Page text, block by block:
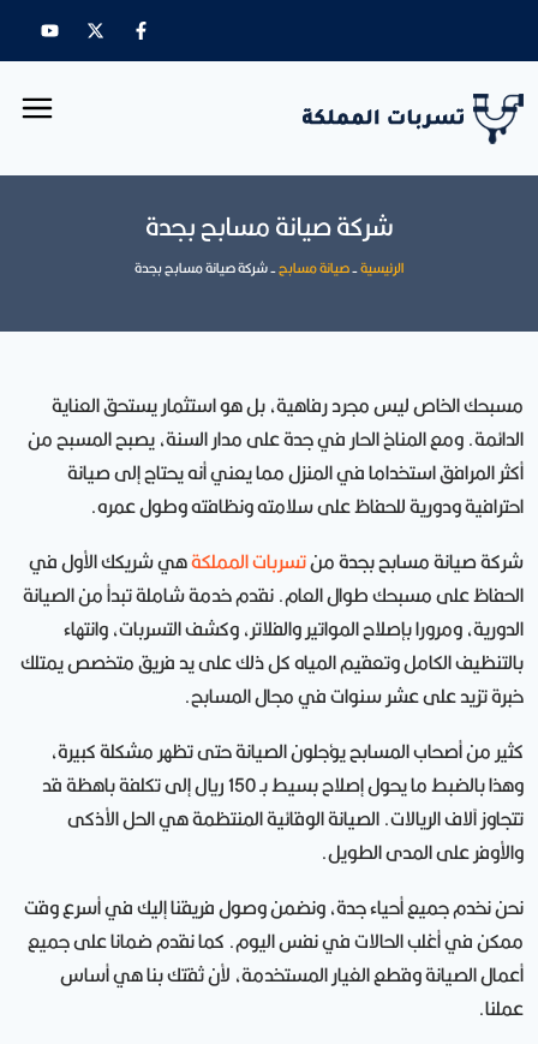
شركة صيانة مسابح بجدة
الرئيسية-صيانة مسابح-شركة صيانة مسابح بجدة
مسبحك الخاص ليس مجرد رفاهية، بل هو استثمار يستحق العناية
الدائمة. ومع المناخ الحار في جدة على مدار السنة، يصبح المسبح من
أكثر المرافق استخداما في المنزل مما يعني أنه يحتاج إلى صيانة
احترافية ودورية للحفاظ على سلامته ونظافته وطول عمره.
شركة صيانة مسابح بجدة منتسربات المملكةهي شريكك الأول في
الحفاظ على مسبحك طوال العام. نقدم خدمة شاملة تبدأ من الصيانة
الدورية، ومرورا بإصلاح المواتير والفلاتر، وكشف التسربات، وانتهاء
بالتنظيف الكامل وتعقيم المياه كل ذلك على يد فريق متخصص يمتلك
خبرة تزيد على عشر سنوات في مجال المسابح.
كثير من أصحاب المسابح يؤجلون الصيانة حتى تظهر مشكلة كبيرة،
وهذا بالضبط ما يحول إصلاح بسيط بـ 150 ريال إلى تكلفة باهظة قد
تتجاوز آلاف الريالات. الصيانة الوقائية المنتظمة هي الحل الأذكى
والأوفر على المدى الطويل.
نحن نخدم جميع أحياء جدة، ونضمن وصول فريقنا إليك في أسرع وقت
ممكن في أغلب الحالات في نفس اليوم. كما نقدم ضمانا على جميع
أعمال الصيانة وقطع الغيار المستخدمة، لأن ثقتك بنا هي أساس
عملنا.